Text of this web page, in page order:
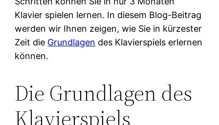
Klavier spielen lernen. In diesem Blog-Beitrag
werden wir Ihnen zeigen, wie Sie in kürzester
Zeit die Grundlagen des Klavierspiels erlernen
können.
Die Grundlagen des
Klavierspiels